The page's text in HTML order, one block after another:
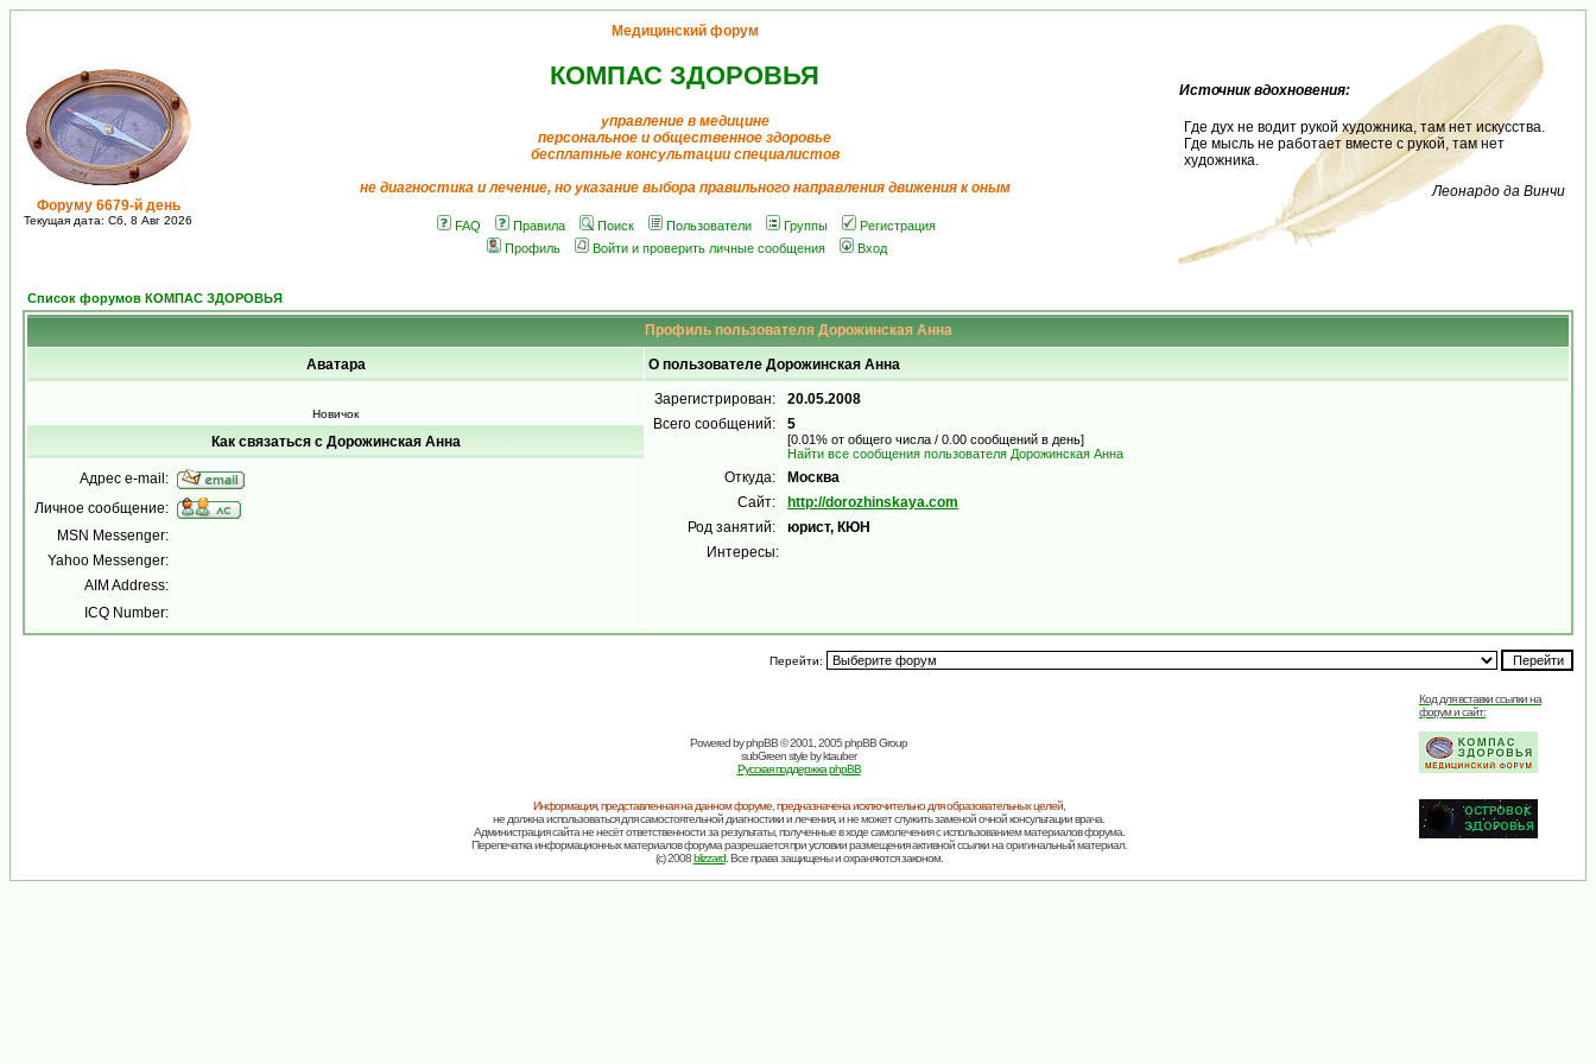
Форуму 6679-й день
Текущая дата: Сб, 8 Авг 2026
Медицинский форум
КОМПАС ЗДОРОВЬЯ
управление в медицине
персональное и общественное здоровье
бесплатные консультации специалистов
не диагностика и лечение, но указание выбора правильного направления движения к оным
FAQ Правила Поиск Пользователи Группы
Регистрация
Профиль
Войти и проверить личные сообщения Вход
Источник вдохновения:
Где дух не водит рукой художника, там нет искусства.
Где мысль не работает вместе с рукой, там нет
художника.
Леонардо да Винчи
Список форумов КОМПАС ЗДОРОВЬЯ
Профиль пользователя Дорожинская Анна
Аватара О пользователе Дорожинская Анна
Новичок
Зарегистрирован:
20.05.2008
Всего сообщений:
5
[0.01% от общего числа / 0.00 сообщений в день]
Найти все сообщения пользователя Дорожинская Анна
Откуда:
Москва
Сайт:
http://dorozhinskaya.com
Род занятий:
юрист, КЮН
Интересы:
Как связаться с Дорожинская Анна
Адрес e-mail:
Личное сообщение:
MSN Messenger:
Yahoo Messenger:
AIM Address:
ICQ Number:
Перейти:
Powered byphpBB© 2001, 2005 phpBB Group
subGreen style byktauber
Русская поддержка phpBB
Код для вставки ссылки на
форум и сайт:
Информация, представленная на данном форуме, предназначена исключительно для образовательных целей,
не должна использоваться для самостоятельной диагностики и лечения, и не может служить заменой очной консультации врача.
Администрация сайта не несёт ответственности за результаты, полученные в ходе самолечения с использованием материалов форума.
Перепечатка информационных материалов форума разрешается при условии размещения активной ссылки на оригинальный материал.
(c) 2008blizzard. Все права защищены и охраняются законом.